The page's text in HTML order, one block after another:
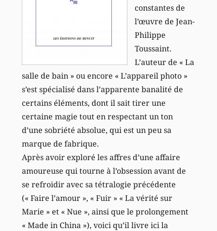
constantes de
l’œuvre de Jean-
Philippe
Toussaint.
L’auteur de « La
salle de bain » ou encore « L’appareil photo »
s’est spécialisé dans l’apparente banalité de
certains éléments, dont il sait tirer une
certaine magie tout en respectant un ton
d’une sobriété absolue, qui est un peu sa
marque de fabrique.
Après avoir exploré les affres d’une affaire
amoureuse qui tourne à l’obsession avant de
se refroidir avec sa tétralogie précédente
(« Faire l’amour », « Fuir » « La vérité sur
Marie » et « Nue », ainsi que le prolongement
« Made in China »), voici qu’il livre ici la